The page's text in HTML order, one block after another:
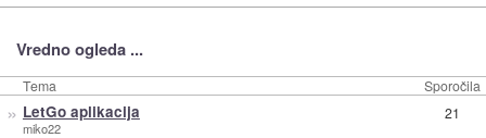
Vredno ogleda ...
Tema Sporočila
» LetGo aplikacija
miko22
21